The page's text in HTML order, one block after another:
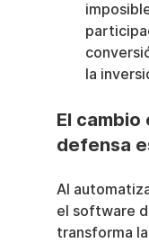
la
El
defensa
Al
el software
transforma